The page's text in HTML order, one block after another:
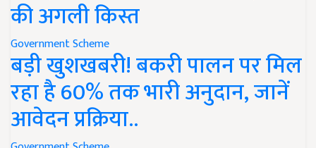
की अगली किस्त
Government Scheme
बड़ी खुशखबरी! बकरी पालन पर मिल
रहा है 60% तक भारी अनुदान, जानें
आवेदन प्रक्रिया..